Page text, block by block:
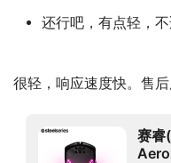
还行吧，有点轻，
很轻，响应速度快。售
赛睿